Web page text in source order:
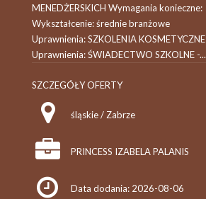
MENEDŻERSKICH Wymagania konieczne:
Wykształcenie: średnie branżowe
Uprawnienia: SZKOLENIA KOSMETYCZNE
Uprawnienia: ŚWIADECTWO SZKOLNE -...
SZCZEGÓŁY OFERTY
śląskie / Zabrze
PRINCESS IZABELA PALANIS
Data dodania: 2026-08-06